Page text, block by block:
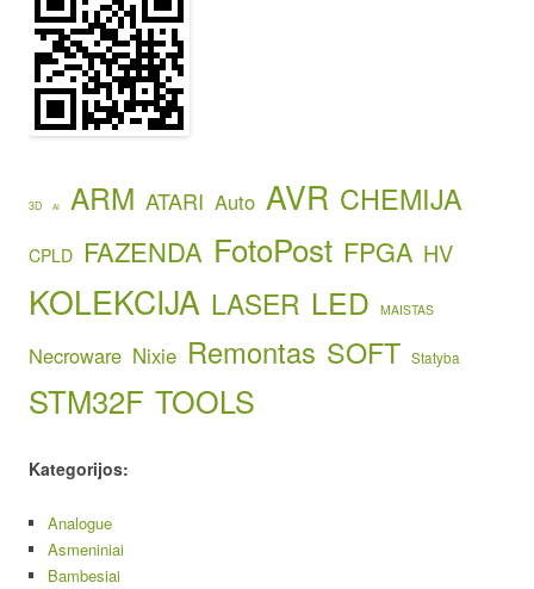
3D AI ARM ATARI Auto AVR CHEMIJA
CPLD FAZENDA FotoPost FPGA HV
KOLEKCIJA LASER LED MAISTAS
Necroware Nixie Remontas SOFT Statyba
STM32F TOOLS
Kategorijos:
Analogue
Asmeniniai
Bambesiai